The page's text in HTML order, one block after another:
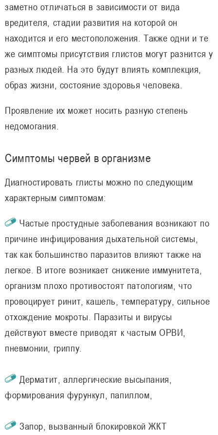
заметно отличаться в зависимости от вида
вредителя, стадии развития на которой он
находится и его местоположения. Также одни и те
же симптомы присутствия глистов могут разнится у
разных людей. На это будут влиять комплекция,
образ жизни, состояние здоровья человека.
Проявление их может носить разную степень
недомогания.
Симптомы червей в организме
Диагностировать глисты можно по следующим
характерным симптомам:
Частые простудные заболевания возникают по
причине инфицирования дыхательной системы,
так как большинство паразитов влияют также на
легкое. В итоге возникает снижение иммунитета,
организм плохо противостоят патологиям, что
провоцирует ринит, кашель, температуру, сильное
отхождение мокроты. Паразиты и вирусы
действуют вместе приводят к частым ОРВИ,
пневмонии, гриппу.
Дерматит, аллергические высыпания,
формирования фурункул, папиллом,
Запор, вызванный блокировкой ЖКТ